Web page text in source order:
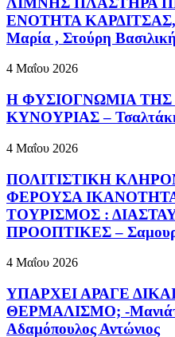
ΕΝΟΤΗΤΑ ΚΑΡΔΙΤΣΑΣ,
Μαρία , Στούρη Βασιλική
4 Μαΐου 2026
Η ΦΥΣΙΟΓΝΩΜΙΑ
ΚΥΝΟΥΡΙΑΣ –
4 Μαΐου 2026
ΠΟΛΙΤΙΣΤΙΚΗ
ΦΕΡΟΥΣΑ
ΤΟΥΡΙΣΜΟΣ :
ΠΡΟΟΠΤΙΚΕΣ –
4 Μαΐου 2026
ΥΠΑΡΧΕΙ ΑΡΑΓΕ
ΘΕΡΜΑΛΙΣΜΟ; -
Αδαμόπουλος Αντώνιος